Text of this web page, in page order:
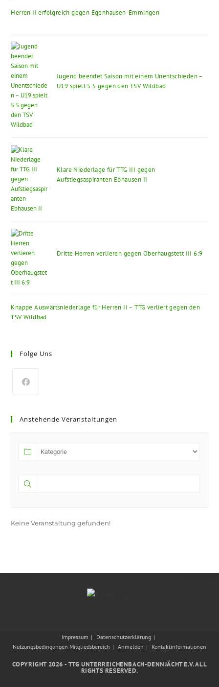
Herren II erfolgreich gegen Egenhausen-Emmingen
Jugend beendet Saison mit einem Unentschieden –
U19 spielt 5:5 gegen den TSV Wildbad
Klare Niederlage für TTG III gegen
Aufstiegsaspiranten Ebhausen II
Dritte Herren verlieren gegen Oberhaugstett III 6:9
Knappe Auswärtsniederlage für Herren II – TTG verliert gegen den
TSV Wildbad
Folge Uns
Anstehende Veranstaltungen
Keine Veranstaltung gefunden!
Impressum
Datenschutzerklärung
Nutzungsbedingungen Mitgliedsbereich
Anmelden Kontaktinformationen
COPYRIGHT 2026 - TTG UNTERREICHENBACH-DENNJÄCHT E.V. ALL
RIGHTS RESERVED.